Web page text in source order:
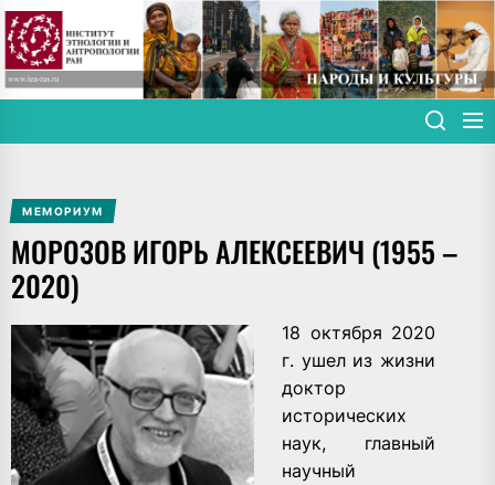
Skip
to
the
content
МЕМОРИУМ
МОРОЗОВ ИГОРЬ АЛЕКСЕЕВИЧ (1955 –
2020)
18 октября 2020
г. ушел из жизни
доктор
исторических
наук, главный
научный